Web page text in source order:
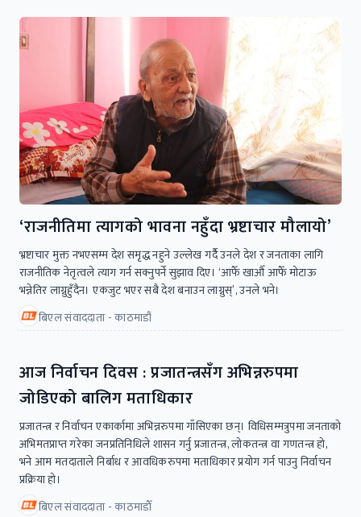
‘राजनीतिमा त्यागको भावना नहुँदा भ्रष्टाचार मौलायो’
भ्रष्टाचार मुक्त नभएसम्म देश समृद्ध नहुने उल्लेख गर्दैै उनले देश र जनताका लागि
राजनीतिक नेतृत्वले त्याग गर्न सक्नुपर्ने सुझाव दिए। ‘आफैँ खाऔँ आफैँ मोटाऊ
भन्नेतिर लाग्नुहुँदैन। एकजुट भएर सबै देश बनाउन लाग्नुस्’, उनले भने।
बिएल संवाददाता - काठमाडौं
आज निर्वाचन दिवस : प्रजातन्त्रसँग अभिन्नरुपमा
जोडिएको बालिग मताधिकार
प्रजातन्त्र र निर्वाचन एकार्कामा अभिन्नरुपमा गाँसिएका छन्। विधिसम्मत्रुपमा जनताको
अभिमतप्राप्त गरेका जनप्रतिनिधिले शासन गर्नु प्रजातन्त्र, लोकतन्त्र वा गणतन्त्र हो,
भने आम मतदाताले निर्बाध र आवधिकरुपमा मताधिकार प्रयोग गर्न पाउनु निर्वाचन
प्रक्रिया हो।
बिएल संवाददाता - काठमाडाैँ